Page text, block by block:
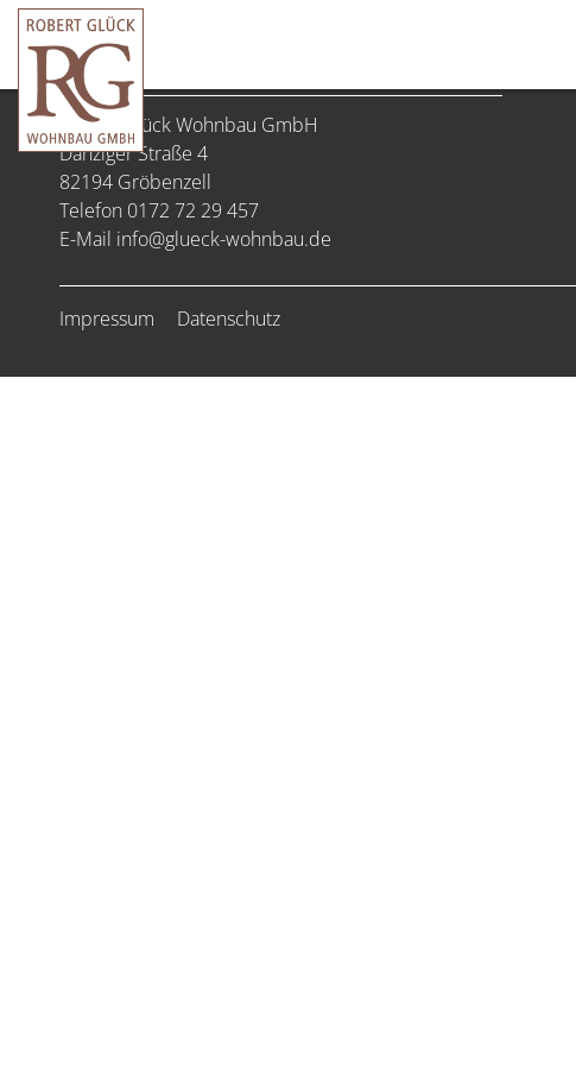
KONTAKT
Robert Glück Wohnbau GmbH
Danziger Straße 4
82194 Gröbenzell
Telefon 0172 72 29 457
E-Mail info@glueck-wohnbau.de
Impressum Datenschutz